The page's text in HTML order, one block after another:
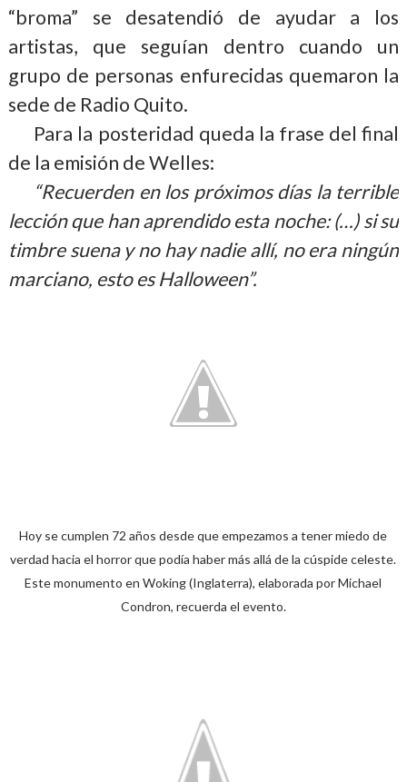
“broma” se desatendió de ayudar a los
artistas, que seguían dentro cuando un
grupo de personas enfurecidas quemaron la
sede de Radio Quito.
Para la posteridad queda la frase del final
de la emisión de Welles:
“Recuerden en los próximos días la terrible
lección que han aprendido esta noche: (…) si su
timbre suena y no hay nadie allí, no era ningún
marciano, esto es Halloween”.
Hoy se cumplen 72 años desde que empezamos a tener miedo de
verdad hacia el horror que podía haber más allá de la cúspide celeste.
Este monumento en Woking (Inglaterra), elaborada por Michael
Condron, recuerda el evento.